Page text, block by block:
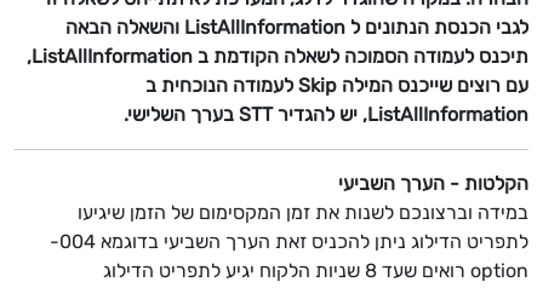
לגבי הכנסת הנתונים ל ListAllInformation והשאלה הבאה
תיכנס לעמודה הסמוכה לשאלה הקודמת ב ListAllInformation,
עם רוצים שייכנס המילה Skip לעמודה הנוכחית ב
ListAllInformation, יש להגדיר STT בערך השלישי.
הקלטות - הערך השביעי
במידה וברצונכם לשנות את זמן המקסימום של הזמן שיגיעו
לתפריט הדילוג ניתן להכניס זאת הערך השביעי בדוגמא 004-
option רואים שעד 8 שניות הלקוח יגיע לתפריט הדילוג